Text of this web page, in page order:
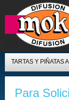
TARTAS Y PIÑATAS
Para